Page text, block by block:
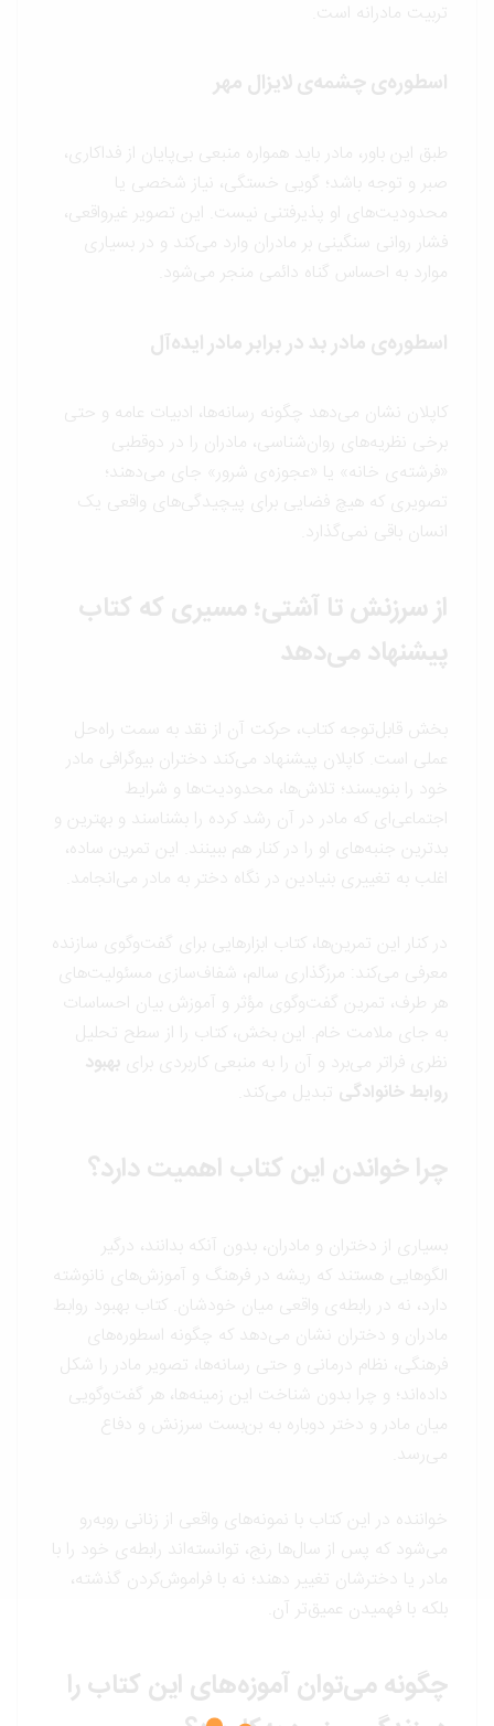
تربیت مادرانه است.
اسطوره‌ی چشمه‌ی لایزال مهر
طبق این باور، مادر باید همواره منبعی بی‌پایان از فداکاری،
صبر و توجه باشد؛ گویی خستگی، نیاز شخصی یا
محدودیت‌های او پذیرفتنی نیست. این تصویر غیرواقعی،
فشار روانی سنگینی بر مادران وارد می‌کند و در بسیاری
موارد به احساس گناه دائمی منجر می‌شود.
اسطوره‌ی مادر بد در برابر مادر ایده‌آل
کاپلان نشان می‌دهد چگونه رسانه‌ها، ادبیات عامه و حتی
برخی نظریه‌های روان‌شناسی، مادران را در دوقطبی
«فرشته‌ی خانه» یا «عجوزه‌ی شرور» جای می‌دهند؛
تصویری که هیچ فضایی برای پیچیدگی‌های واقعی یک
انسان باقی نمی‌گذارد.
از سرزنش تا آشتی؛ مسیری که کتاب
پیشنهاد می‌دهد
بخش قابل‌توجه کتاب، حرکت آن از نقد به سمت راه‌حل
عملی است. کاپلان پیشنهاد می‌کند دختران بیوگرافی مادر
خود را بنویسند؛ تلاش‌ها، محدودیت‌ها و شرایط
اجتماعی‌ای که مادر در آن رشد کرده را بشناسند و بهترین و
بدترین جنبه‌های او را در کنار هم ببینند. این تمرین ساده،
اغلب به تغییری بنیادین در نگاه دختر به مادر می‌انجامد.
در کنار این تمرین‌ها، کتاب ابزارهایی برای گفت‌وگوی سازنده
معرفی می‌کند: مرزگذاری سالم، شفاف‌سازی مسئولیت‌های
هر طرف، تمرین گفت‌وگوی مؤثر و آموزش بیان احساسات
به جای ملامت خام. این بخش، کتاب را از سطح تحلیل
نظری فراتر می‌برد و آن را به منبعی کاربردی برای
بهبود
روابط خانوادگیتبدیل می‌کند.
چرا خواندن این کتاب اهمیت دارد؟
بسیاری از دختران و مادران، بدون آنکه بدانند، درگیر
الگوهایی هستند که ریشه در فرهنگ و آموزش‌های نانوشته
دارد، نه در رابطه‌ی واقعی میان خودشان. کتاب بهبود روابط
مادران و دختران نشان می‌دهد که چگونه اسطوره‌های
فرهنگی، نظام درمانی و حتی رسانه‌ها، تصویر مادر را شکل
داده‌اند؛ و چرا بدون شناخت این زمینه‌ها، هر گفت‌وگویی
میان مادر و دختر دوباره به بن‌بست سرزنش و دفاع
می‌رسد.
خواننده در این کتاب با نمونه‌های واقعی از زنانی روبه‌رو
می‌شود که پس از سال‌ها رنج، توانسته‌اند رابطه‌ی خود را با
مادر یا دخترشان تغییر دهند؛ نه با فراموش‌کردن گذشته،
بلکه با فهمیدن عمیق‌تر آن.
چگونه می‌توان آموزه‌های این کتاب را